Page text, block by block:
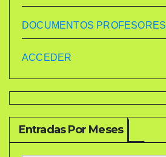
DOCUMENTOS PROFESORES
ACCEDER
Entradas Por Meses